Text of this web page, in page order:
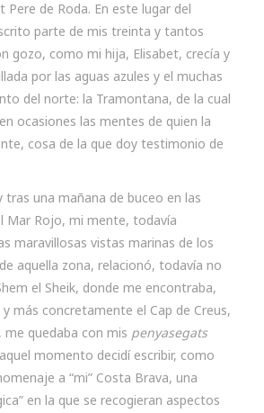
de Roda. En este lugar del
parte de mis treinta y tantos
gozo, como mi hija, Elisabet, crecía y
por las aguas azules y el muchas
del norte: la Tramontana, de la cual
ocasiones las mentes de quien la
cosa de la que doy testimonio de
tras una mañana de buceo en las
Mar Rojo, mi mente, todavía
maravillosas vistas marinas de los
aquella zona, relacionó, todavía no
el Sheik, donde me encontraba,
más concretamente el Cap de Creus,
me quedaba con mis penyasegats
momento decidí escribir, como
a “mi” Costa Brava, una
en la que se recogieran aspectos